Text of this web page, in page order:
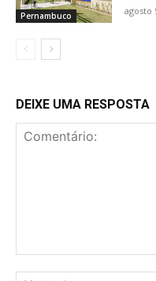
Pernambuco agosto
DEIXE UMA RESPOSTA